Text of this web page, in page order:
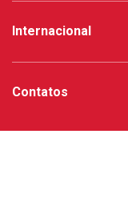
Internacional
Contatos